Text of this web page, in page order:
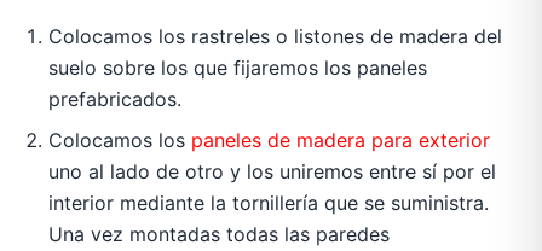
Colocamos los rastreles o listones de madera del
suelo sobre los que fijaremos los paneles
prefabricados.
Colocamos los paneles de madera para exterior
uno al lado de otro y los uniremos entre sí por el
interior mediante la tornillería que se suministra.
Una vez montadas todas las paredes